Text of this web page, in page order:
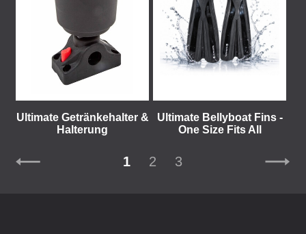
Ultimate Getränkehalter &
Halterung
Ultimate Bellyboat Fins -
One Size Fits All
1 2 3